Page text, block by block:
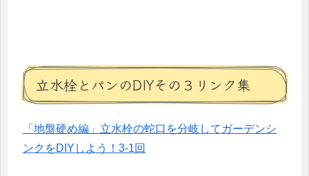
立水栓とパンのDIYその３リンク集
「地盤硬め編」立水栓の蛇口を分岐してガーデンシ
ンクをDIYしよう！3-1回